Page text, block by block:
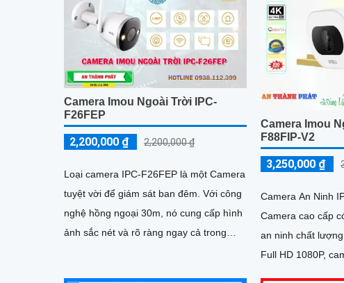
Camera Imou Ngoài Trời IPC-
F26FEP
2,200,000 ₫ 2,200,000 ₫
Loại camera IPC-F26FEP là một Camera
tuyệt vời để giám sát ban đêm. Với công
nghệ hồng ngoại 30m, nó cung cấp hình
ảnh sắc nét và rõ ràng ngay cả trong
Camera Imou
F88FIP-V2
3,250,000 ₫
Camera An Ninh
Camera cao cấp
an ninh chất lượng cao. Với độ
Full HD 1080P,